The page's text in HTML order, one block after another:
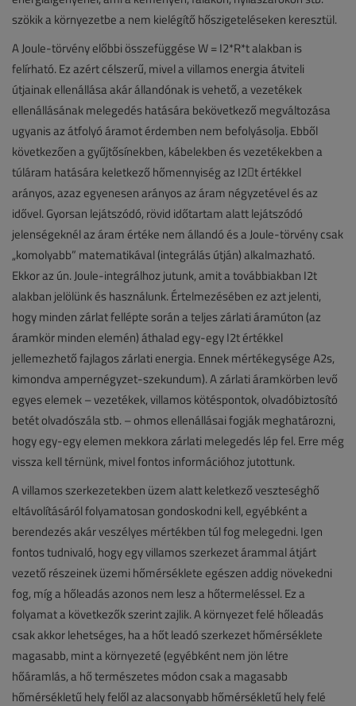
szökik a környezetbe a nem kielégítő hőszigeteléseken keresztül.
A Joule-törvény előbbi összefüggése W = I2*R*t alakban is
felírható. Ez azért célszerű, mivel a villamos energia átviteli
útjainak ellenállása akár állandónak is vehető, a vezetékek
ellenállásának melegedés hatására bekövetkező megváltozása
ugyanis az átfolyó áramot érdemben nem befolyásolja. Ebből
következően a gyűjtősínekben, kábelekben és vezetékekben a
túláram hatására keletkező hőmennyiség az I2t értékkel
arányos, azaz egyenesen arányos az áram négyzetével és az
idővel. Gyorsan lejátszódó, rövid időtartam alatt lejátszódó
jelenségeknél az áram értéke nem állandó és a Joule-törvény csak
„komolyabb” matematikával (integrálás útján) alkalmazható.
Ekkor az ún. Joule-integrálhoz jutunk, amit a továbbiakban I2t
alakban jelölünk és használunk. Értelmezésében ez azt jelenti,
hogy minden zárlat fellépte során a teljes zárlati áramúton (az
áramkör minden elemén) áthalad egy-egy I2t értékkel
jellemezhető fajlagos zárlati energia. Ennek mértékegysége A2s,
kimondva ampernégyzet-szekundum). A zárlati áramkörben levő
egyes elemek – vezetékek, villamos kötéspontok, olvadóbiztosító
betét olvadószála stb. – ohmos ellenállásai fogják meghatározni,
hogy egy-egy elemen mekkora zárlati melegedés lép fel. Erre még
vissza kell térnünk, mivel fontos információhoz jutottunk.
A villamos szerkezetekben üzem alatt keletkező veszteséghő
eltávolításáról folyamatosan gondoskodni kell, egyébként a
berendezés akár veszélyes mértékben túl fog melegedni. Igen
fontos tudnivaló, hogy egy villamos szerkezet árammal átjárt
vezető részeinek üzemi hőmérséklete egészen addig növekedni
fog, míg a hőleadás azonos nem lesz a hőtermeléssel. Ez a
folyamat a következők szerint zajlik. A környezet felé hőleadás
csak akkor lehetséges, ha a hőt leadó szerkezet hőmérséklete
magasabb, mint a környezeté (egyébként nem jön létre
hőáramlás, a hő természetes módon csak a magasabb
hőmérsékletű hely felől az alacsonyabb hőmérsékletű hely felé